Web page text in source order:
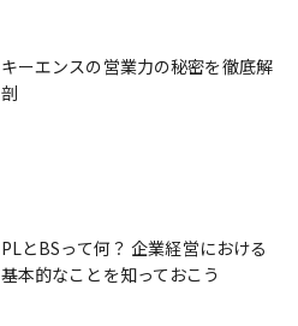
キーエンスの営業力の秘密を徹底解
剖
PLとBSって何？ 企業経営における
基本的なことを知っておこう